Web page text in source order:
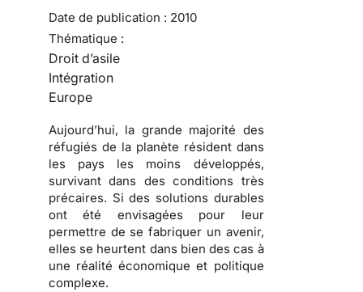
Date de publication : 2010
Thématique :
Droit d’asile
Intégration
Europe
Aujourd’hui, la grande majorité des
réfugiés de la planète résident dans
les pays les moins développés,
survivant dans des conditions très
précaires. Si des solutions durables
ont été envisagées pour leur
permettre de se fabriquer un avenir,
elles se heurtent dans bien des cas à
une réalité économique et politique
complexe.